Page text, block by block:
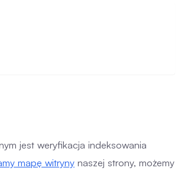
jest weryfikacja indeksowania
mapę witryny naszej strony, możemy